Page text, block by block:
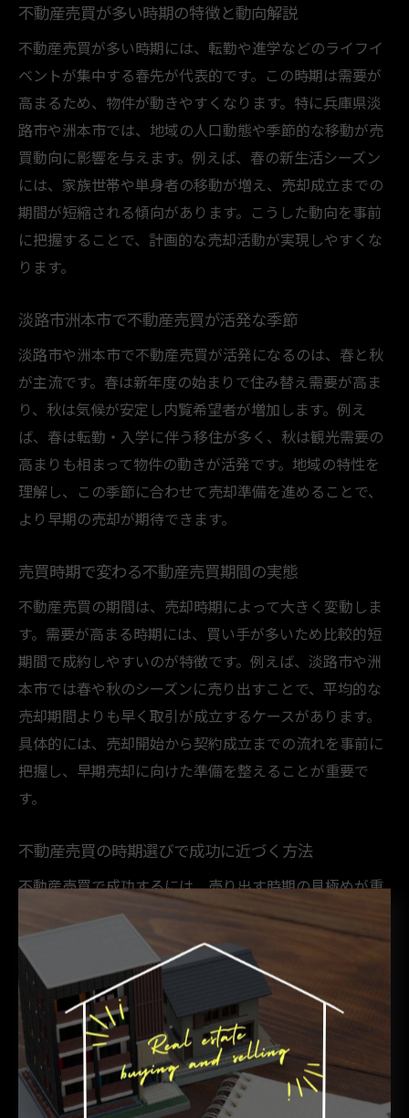
不動産売買が多い時期の特徴と動向解説
不動産売買が多い時期には、転勤や進学などのライフイ
ベントが集中する春先が代表的です。この時期は需要が
高まるため、物件が動きやすくなります。特に兵庫県淡
路市や洲本市では、地域の人口動態や季節的な移動が売
買動向に影響を与えます。例えば、春の新生活シーズン
には、家族世帯や単身者の移動が増え、売却成立までの
期間が短縮される傾向があります。こうした動向を事前
に把握することで、計画的な売却活動が実現しやすくな
ります。
淡路市洲本市で不動産売買が活発な季節
淡路市や洲本市で不動産売買が活発になるのは、春と秋
が主流です。春は新年度の始まりで住み替え需要が高ま
り、秋は気候が安定し内覧希望者が増加します。例え
ば、春は転勤・入学に伴う移住が多く、秋は観光需要の
高まりも相まって物件の動きが活発です。地域の特性を
理解し、この季節に合わせて売却準備を進めることで、
より早期の売却が期待できます。
売買時期で変わる不動産売買期間の実態
不動産売買の期間は、売却時期によって大きく変動しま
す。需要が高まる時期には、買い手が多いため比較的短
期間で成約しやすいのが特徴です。例えば、淡路市や洲
本市では春や秋のシーズンに売り出すことで、平均的な
売却期間よりも早く取引が成立するケースがあります。
具体的には、売却開始から契約成立までの流れを事前に
把握し、早期売却に向けた準備を整えることが重要で
す。
不動産売買の時期選びで成功に近づく方法
不動産売買で成功するには、売り出す時期の見極めが重
要です。まず、地域の需要が高まる春や秋に合わせて売
却計画を立てるのが効果的です。実践的なアプローチと
しては、過去の売買事例を調査し、取引が多い時期を把
握することが挙げられます。さらに、不動産会社と相談
し、最適なタイミングで広告や内覧を実施することで、
成約率が向上します。
売買が集中する時期の不動産売買注意点